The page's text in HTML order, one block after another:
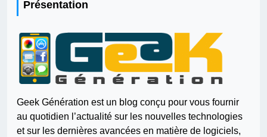
Présentation
Geek Génération est un blog conçu pour vous fournir
au quotidien l’actualité sur les nouvelles technologies
et sur les dernières avancées en matière de logiciels,